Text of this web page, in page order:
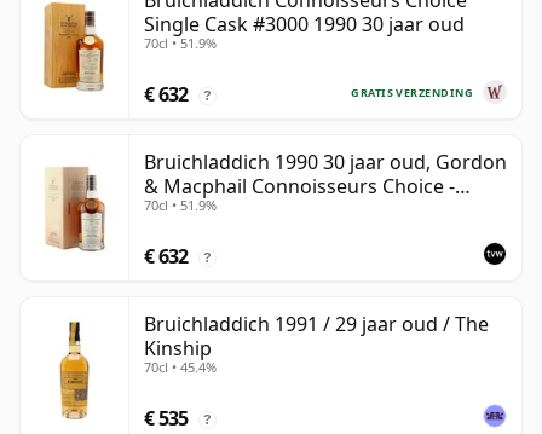
Single Cask #3000 1990 30 jaar oud
70cl • 51.9%
GRATIS VERZENDING
€ 632 ?
Bruichladdich 1990 30 jaar oud, Gordon
& Macphail Connoisseurs Choice -
Sherry Hogshead #3000
70cl • 51.9%
€ 632 ?
Bruichladdich 1991 / 29 jaar oud / The
Kinship
70cl • 45.4%
€ 535 ?